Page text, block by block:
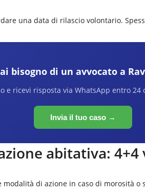
una data di rilascio volontario.
bisogno di un avvocato a
e ricevi risposta via WhatsApp entro 24
Invia il tuo caso →
abitativa: 4+4
di azione in caso di morosità o